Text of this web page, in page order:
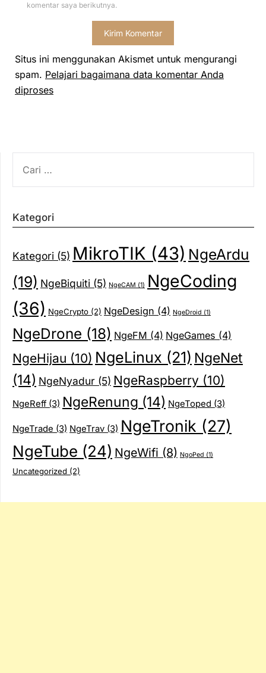
komentar saya berikutnya.
Situs ini menggunakan Akismet untuk mengurangi
spam. Pelajari bagaimana data komentar Anda
diproses
UNTUK:
Kategori
Kategori (5) MikroTIK (43) NgeArdu
(19) NgeBiquiti (5) NgeCAM (1) NgeCoding
(36) NgeCrypto (2) NgeDesign (4) NgeDroid (1)
NgeDrone (18) NgeFM (4) NgeGames (4)
NgeHijau (10) NgeLinux (21) NgeNet
(14) NgeNyadur (5) NgeRaspberry (10)
NgeReff (3) NgeRenung (14) NgeToped (3)
NgeTrade (3) NgeTrav (3) NgeTronik (27)
NgeTube (24) NgeWifi (8) NgoPed (1)
Uncategorized (2)